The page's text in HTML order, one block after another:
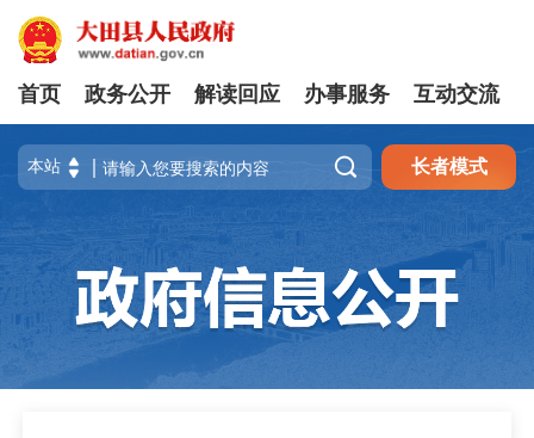
首页 政务公开 解读回应 办事服务 互动交流
 长者模式